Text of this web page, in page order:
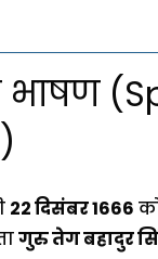
22 दिसंबर 1666
गुरु तेग बहादुर